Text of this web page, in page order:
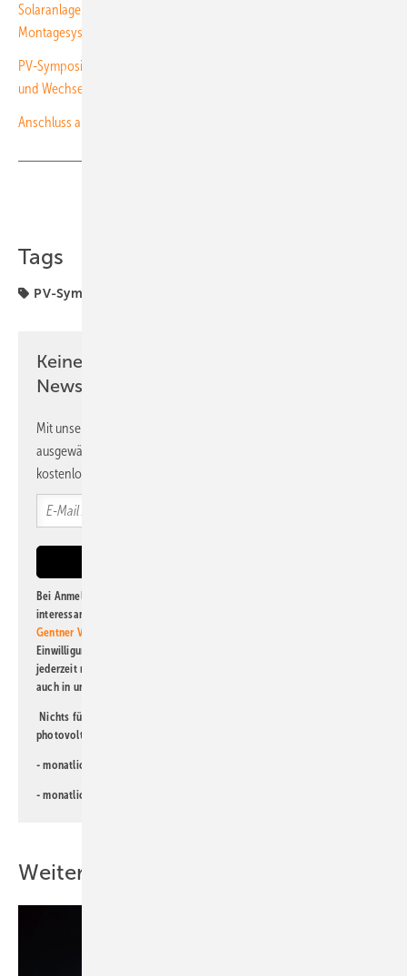
Solaranlagen auf Moorflächen: Wie muss ein geeignetes
Montagesystem aussehen?
PV-Symposium im Kloster Banz: Spannende Trends bei Speichern
und Wechselrichtern
Anschluss als Nadelöhr: So kann die Netzwende gelingen
Tags
PV-Symposium
Keine Zeit? Kein Problem mit dem PV
Newsletter!
Mit unserem Newsletter erhalten Sie regelmäßig von uns
ausgewählte Informationen und Neuigkeiten, gebündelt und
kostenlos direkt ins Postfach.
Bei Anmeldung zu diesem Newsletter bin ich damit einverstanden, über
interessante Verlags- und Online-Angebote
Gentner Verlag GmbH & Co. KG
Einwilligung kann ich jederzeit widerrufen und eine Abmeldung ist
jederzeit möglich. Informationen zum Umgang mit Daten finden Sie
auch in unserer
Nichts für Sie dabei? Dann lesen Sie doch einen unserer weiteren
photovoltaik-Newsletter!
- monatlicher
- monatlicher
Weitere Inhalte